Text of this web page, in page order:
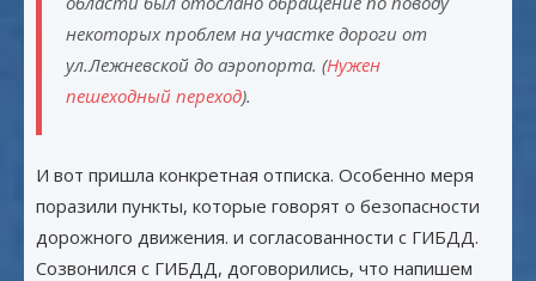
некоторых проблем на участке дороги от
ул.Лежневской до аэропорта. (Нужен
пешеходный переход).
И вот пришла конкретная отписка. Особенно меря
поразили пункты, которые говорят о безопасности
дорожного движения. и согласованности с ГИБДД.
Созвонился с ГИБДД, договорились, что напишем